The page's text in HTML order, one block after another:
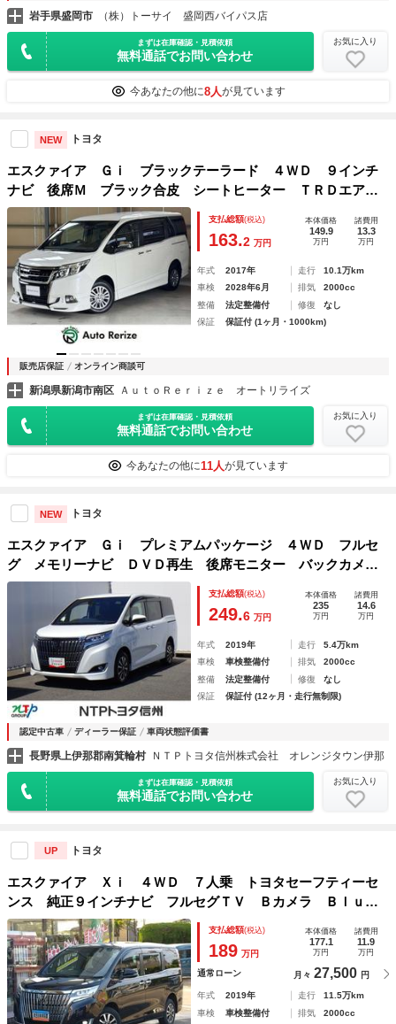
岩手県盛岡市 （株）トーサイ 盛岡西バイパス店
まずは在庫確認・見積依頼
無料通話でお問い合わせ
お気に入り
今あなたの他に8人が見ています
NEW トヨタ
エスクァイア Ｇｉ ブラックテーラード ４ＷＤ ９インチ
ナビ 後席Ｍ ブラック合皮 シートヒーター ＴＲＤエア
ロ ＰＣＳ 先行車発進告知 ＬＤＡ ＡＨＢ １５ＡＷ リ
アオートエアコン 地デジ Ｂカメラ スマートキー ウッド
コンビＨ ドラレコ
支払総額(税込)
163.2 万円
本体価格
149.9
万円
諸費用
13.3
万円
年式 2017年 走行
10.1万km
車検
2028年6月 排気
2000cc
整備
法定整備付 修復
なし
保証
保証付 (1ヶ月・1000km)
販売店保証 オンライン商談可
新潟県新潟市南区 ＡｕｔｏＲｅｒｉｚｅ オートリライズ
まずは在庫確認・見積依頼
無料通話でお問い合わせ
お気に入り
今あなたの他に11人が見ています
NEW トヨタ
エスクァイア Ｇｉ プレミアムパッケージ ４ＷＤ フルセ
グ メモリーナビ ＤＶＤ再生 後席モニター バックカメ
ラ 衝突被害軽減システム ＥＴＣ ドラレコ 両側電動スラ
イド ＬＥＤヘッドランプ 乗車定員７人 ３列シート アイ
ドリングストップ
支払総額(税込)
249.6 万円
本体価格
235
万円
諸費用
14.6
万円
年式 2019年 走行
5.4万km
車検
車検整備付 排気
2000cc
整備
法定整備付 修復
なし
保証
保証付 (12ヶ月・走行無制限)
認定中古車 ディーラー保証 車両状態評価書
長野県上伊那郡南箕輪村 ＮＴＰトヨタ信州株式会社 オレンジタウン伊那
まずは在庫確認・見積依頼
無料通話でお問い合わせ
お気に入り
UP トヨタ
エスクァイア Ｘｉ ４ＷＤ ７人乗 トヨタセーフティーセ
ンス 純正９インチナビ フルセグＴＶ Ｂカメラ Ｂｌｕｅ
ｔｏｏｔｈ パワースライドドア ＬＥＤヘッドライト ＥＴ
Ｃ プッシュスタート オートクルーズコントロール
支払総額(税込)
189 万円
本体価格
177.1
万円
諸費用
11.9
万円
通常ローン 月々 27,500 円
年式 2019年 走行
11.5万km
車検
車検整備付 排気
2000cc